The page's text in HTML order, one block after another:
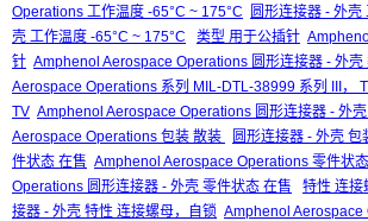
Operations 工作温度 -65°C ~ 175°C
圆形连接器 - 外壳
壳 工作温度 -65°C ~ 175°C
类型 用于公插针
针 Amphenol Aerospace Operations 圆形连接器 - 外壳
Aerospace Operations 系列 MIL-DTL-38999 系列 III，
TV Amphenol Aerospace Operations 圆形连接器 - 外
Aerospace Operations 包装 散装
圆形连接器 - 外壳 包
件状态 在售 Amphenol Aerospace Operations 零件状
Operations 圆形连接器 - 外壳 零件状态 在售
特性 连接
接器 - 外壳 特性 连接螺母，自锁 Amphenol Aerospace